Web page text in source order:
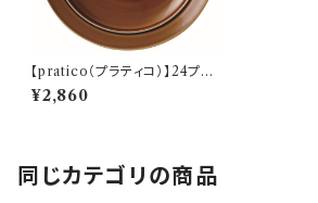
【pratico（プラティコ）】24プレ
ート（キャラメル) O-M24302
¥2,860
同じカテゴリの商品